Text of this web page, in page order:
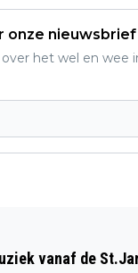
onze nieuwsbrief
het wel en wee
vanaf de